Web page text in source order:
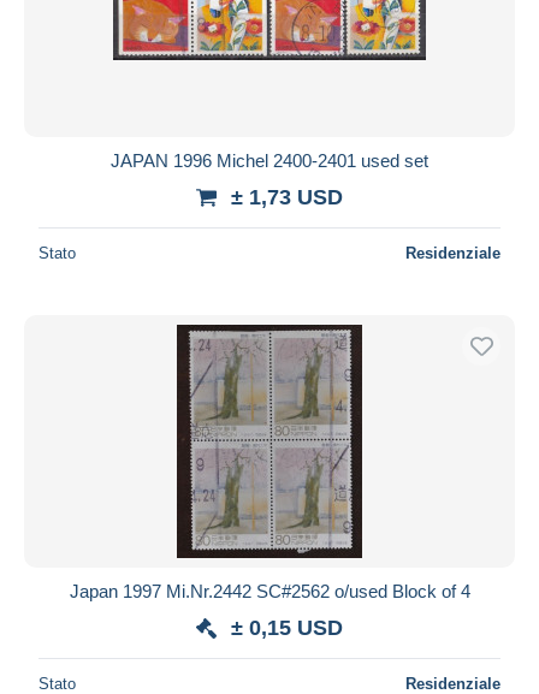
JAPAN 1996 Michel 2400-2401 used set
± 1,73 USD
Stato Residenziale
Japan 1997 Mi.Nr.2442 SC#2562 o/used Block of 4
± 0,15 USD
Stato Residenziale